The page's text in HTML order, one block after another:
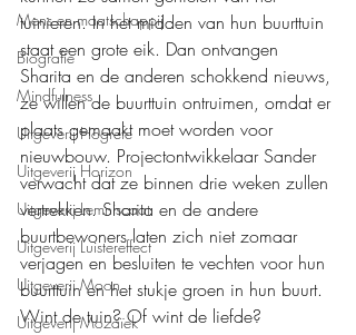
Mens en maatschappij
Biografie
Mindfulness
Uitgeverij Hogrefe
Uitgeverij Horizon
Uitgeverij Lemniscaat
Uitgeverij Luistereffect
Uitgeverij Moon
Uitgeverij Mozaïek
tuinieren. In het midden van hun buurttuin
staat een grote eik. Dan ontvangen
Sharita en de anderen schokkend nieuws,
ze willen de buurttuin ontruimen, omdat er
plaats gemaakt moet worden voor
nieuwbouw. Projectontwikkelaar Sander
verwacht dat ze binnen drie weken zullen
vertrekken. Sharita en de andere
buurtbewoners laten zich niet zomaar
verjagen en besluiten te vechten voor hun
buurttuin en het stukje groen in hun buurt.
Wint de tuin? Of wint de liefde?